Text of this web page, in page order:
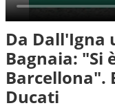
Da Dall'Igna
Bagnaia: "Si
Barcellona".
Ducati